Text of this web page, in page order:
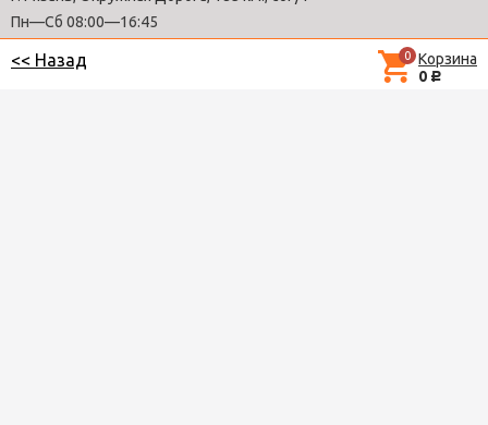
Пн—Сб 08:00—16:45
0 Корзина
0 Р
<< Назад